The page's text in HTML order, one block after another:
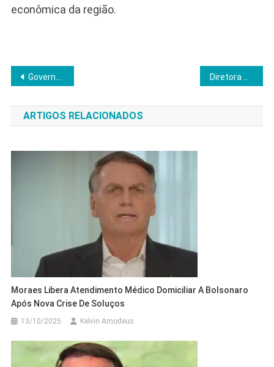
econômica da região.
Navegação
de
Post
Governo Lula endurece regras para fintechs após operação que expôs lavagem de dinheiro Diretora do CDC desafia anúncio de demissão e afirma que segue no comando
ARTIGOS RELACIONADOS
Moraes Libera Atendimento Médico Domiciliar A Bolsonaro
Após Nova Crise De Soluços
13/10/2025 Kelvin Amodeus